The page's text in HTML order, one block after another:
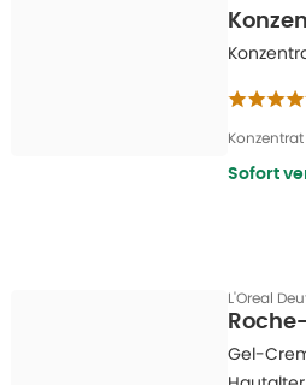
Nicht nachgewiesen sind übrigens
Konzentrat
Sofort
L'Oreal
Gel-